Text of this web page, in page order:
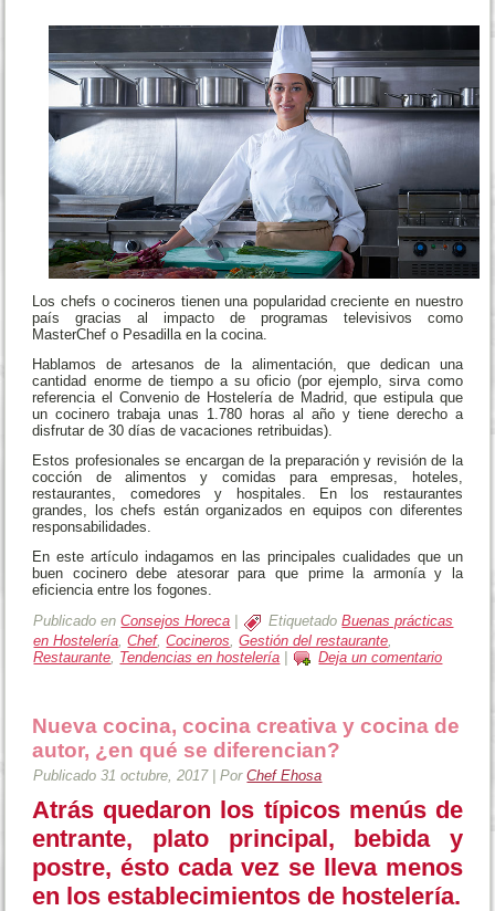
Los chefs o cocineros tienen una popularidad creciente en nuestro
país gracias al impacto de programas televisivos como
MasterChef o Pesadilla en la cocina.
Hablamos de artesanos de la alimentación, que dedican una
cantidad enorme de tiempo a su oficio (por ejemplo, sirva como
referencia el Convenio de Hostelería de Madrid, que estipula que
un cocinero trabaja unas 1.780 horas al año y tiene derecho a
disfrutar de 30 días de vacaciones retribuidas).
Estos profesionales se encargan de la preparación y revisión de la
cocción de alimentos y comidas para empresas, hoteles,
restaurantes, comedores y hospitales. En los restaurantes
grandes, los chefs están organizados en equipos con diferentes
responsabilidades.
En este artículo indagamos en las principales cualidades que un
buen cocinero debe atesorar para que prime la armonía y la
eficiencia entre los fogones.
Publicado en Consejos Horeca Etiquetado Buenas prácticas
en Hostelería ,Chef,Cocineros ,Gestión del restaurante
Restaurante, Tendencias en hostelería Deja un comentario
Nueva cocina, cocina creativa y cocina de
autor, ¿en qué se diferencian?
Publicado 31 octubre, 2017|Por Chef Ehosa
Atrás quedaron los típicos menús de
entrante, plato principal, bebida y
postre, ésto cada vez se lleva menos
en los establecimientos de hostelería.